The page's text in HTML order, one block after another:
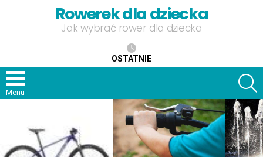
Rowerek dla dziecka
Jak wybrać rower dla dziecka
OSTATNIE
Menu